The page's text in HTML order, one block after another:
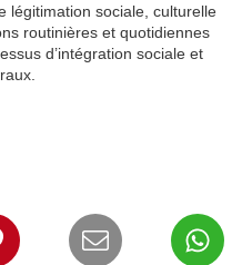
légitimation sociale, culturelle
routinières et quotidiennes
d’intégration sociale et